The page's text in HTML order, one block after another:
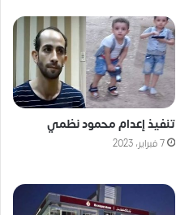
تنفيذ إعدام محمود نظمي
7 فبراير، 2023